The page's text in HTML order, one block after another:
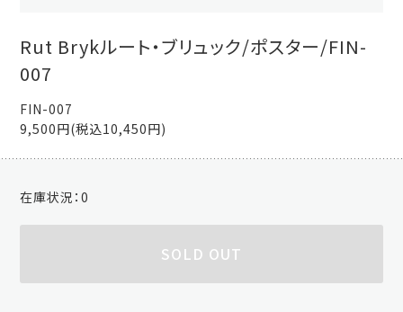
Rut Brykルート・ブリュック/ポスター/FIN-
007
FIN-007
9,500円(税込10,450円)
在庫状況：0
SOLD OUT